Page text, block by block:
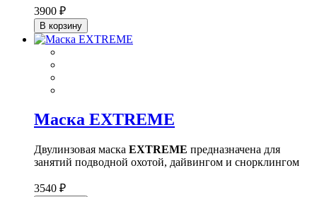
3900 ₽
В корзину
Маска EXTREME
Двулинзовая маска EXTREME предназначена для
занятий подводной охотой, дайвингом и снорклингом
3540 ₽